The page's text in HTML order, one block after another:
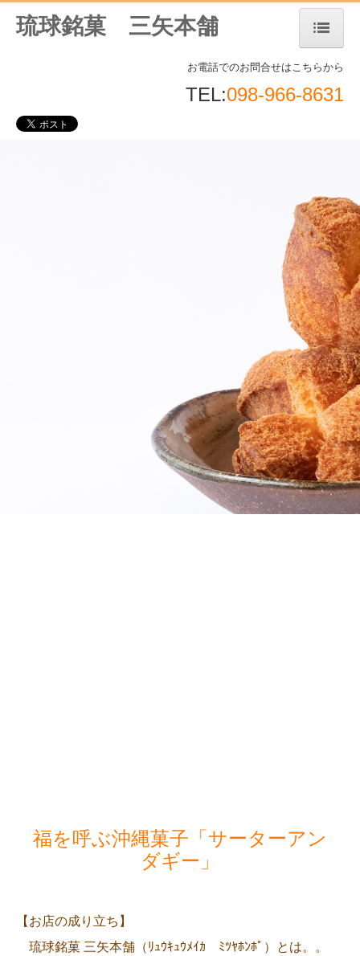
お問合せ
琉球銘菓 三矢本舗
お電話でのお問合せはこちらから
TEL:098-966-8631
福を呼ぶ沖縄菓子「サーターアン
ダギー」
【お店の成り立ち】
琉球銘菓 三矢本舗（ﾘｭｳｷｭｳﾒｲｶ ﾐﾂﾔﾎﾝﾎﾟ）とは。。